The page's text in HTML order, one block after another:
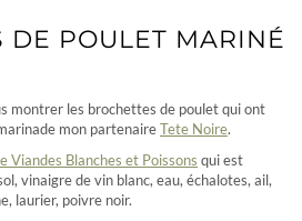
DE POULET MARINÉ
montrer les brochettes de poulet qui ont
mon partenaireTete Noire.
Viandes Blanches et Poissons qui est
vinaigre de vin blanc, eau, échalotes, ail,
laurier, poivre noir.